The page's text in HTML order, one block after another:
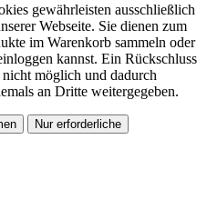
gewährleisten ausschließlich
Webseite. Sie dienen zum
im Warenkorb sammeln oder
kannst. Ein Rückschluss
möglich und dadurch
an Dritte weitergegeben.
Nur erforderliche